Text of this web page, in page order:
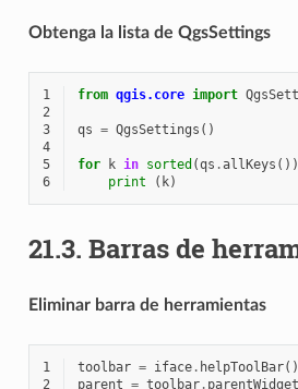
Obtenga la lista de QgsSettings
1 from qgis.core import
2
3
qs = QgsSettings ()
4
5
for k in sorted (qs .allKeys
6
print ( k)
21.3. Barras de
Eliminar barra de herramientas
1 toolbar = iface. helpToolBar()
2
parent = toolbar. parentWidget